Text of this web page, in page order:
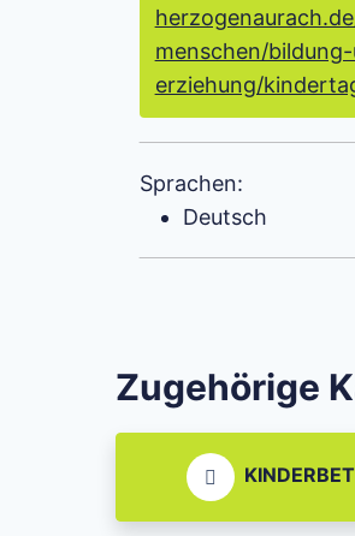
menschen/
erziehung/
Sprachen:
Deutsch
Zugehörige